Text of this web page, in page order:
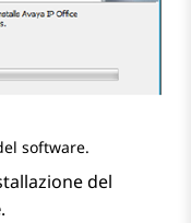
software.
del
.